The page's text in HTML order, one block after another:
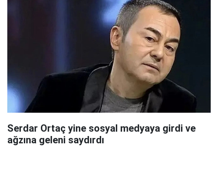
Serdar Ortaç yine sosyal medyaya girdi ve
ağzına geleni saydırdı